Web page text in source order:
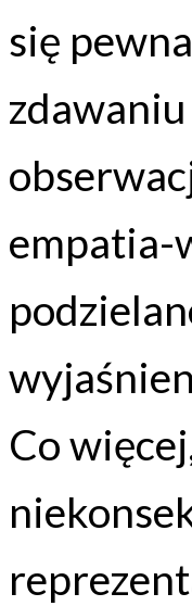
się
empatia-
Co